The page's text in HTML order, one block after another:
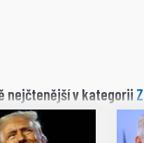
nejčtenější v kategorii